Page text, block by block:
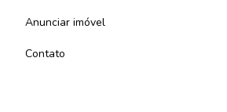
Anunciar imóvel
Contato